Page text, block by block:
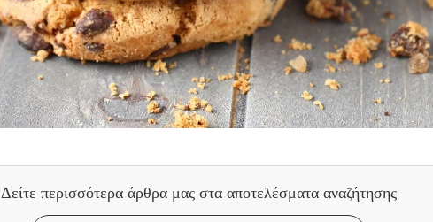
Δείτε περισσότερα άρθρα μας στα αποτελέσματα αναζήτησης